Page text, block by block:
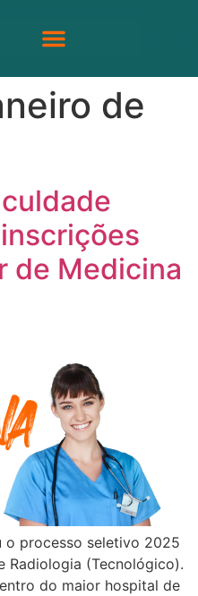
de
de Medicina
o processo seletivo 2025
Radiologia (Tecnológico).
do maior hospital de